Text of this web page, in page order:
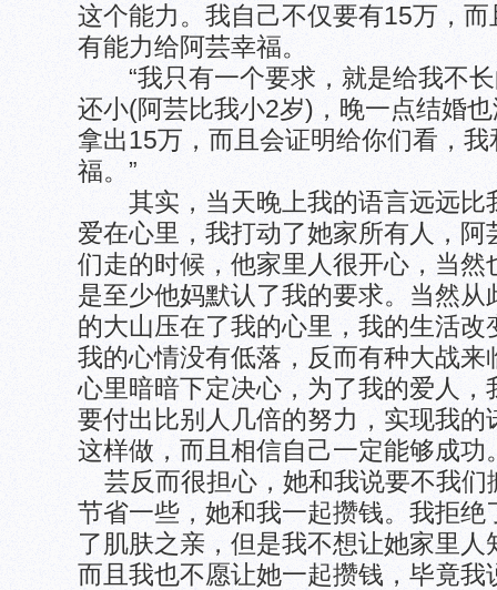
这个能力。我自己不仅要有15万，
有能力给阿芸幸福。
“我只有一个要求，就是给我不长
还小(阿芸比我小2岁)，晚一点结婚
拿出15万，而且会证明给你们看，
福。”
其实，当天晚上我的语言远远比
爱在心里，我打动了她家所有人，
们走的时候，他家里人很开心，当然
是至少他妈默认了我的要求。当然
的大山压在了我的心里，我的生活
我的心情没有低落，反而有种大战来
心里暗暗下定决心，为了我的爱人，
要付出比别人几倍的努力，实现我的
这样做，而且相信自己一定能够成
芸反而很担心，她和我说要不我们
节省一些，她和我一起攒钱。我拒绝
了肌肤之亲，但是我不想让她家里
而且我也不愿让她一起攒钱，毕竟我